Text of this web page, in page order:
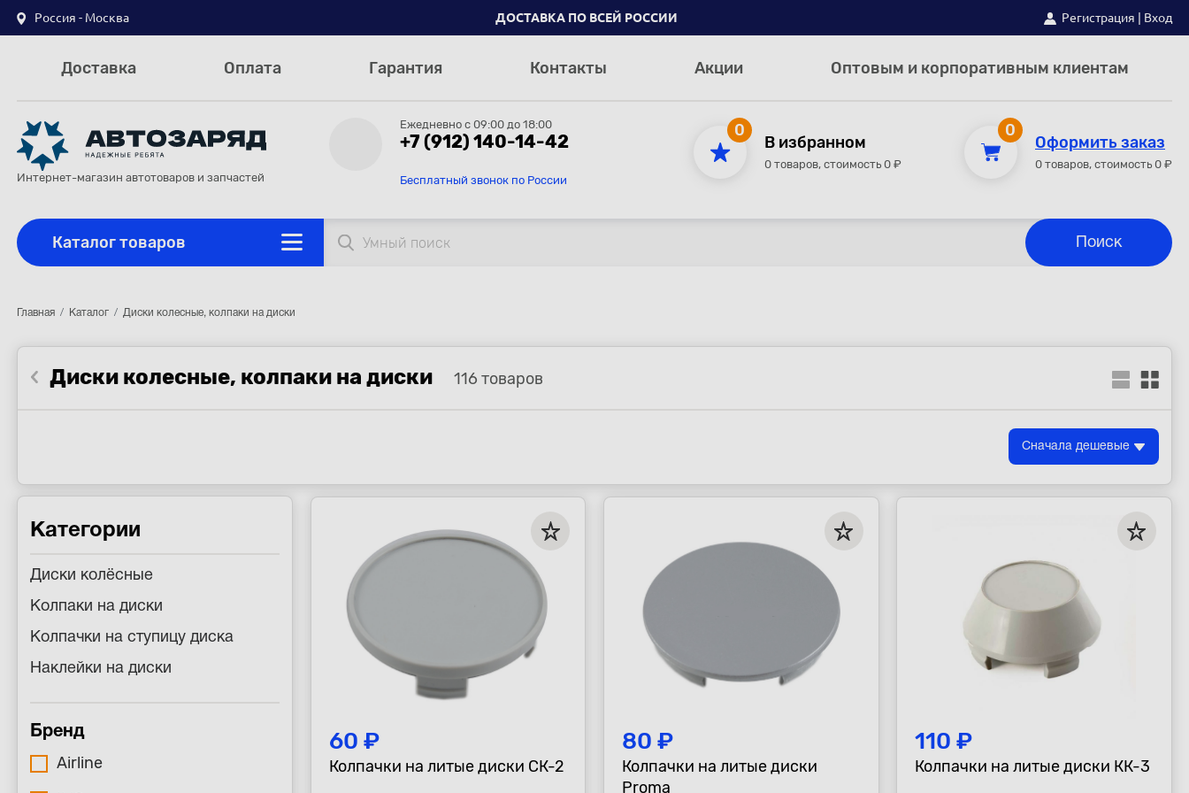
Россия - Москва ДОСТАВКА ПО ВСЕЙ РОССИИ Регистрация Вход
Доставка Оплата Гарантия Контакты Акции Оптовым и корпоративным клиентам
Интернет-магазин автотоваров и запчастей
Ежедневно с 09:00 до 18:00
+7 (912) 140-14-42
Бесплатный звонок по России
0
В избранном
0 товаров, стоимость 0 ₽
0
Оформить заказ
0 товаров, стоимость 0 ₽
Каталог товаров
Главная Каталог Диски колесные, колпаки на диски
Диски колесные, колпаки на диски 116 товаров
Сначала дешевые
Категории
Диски колёсные
Колпаки на диски
Колпачки на ступицу диска
Наклейки на диски
Бренд
Airline
60 ₽
Колпачки на литые диски CК-2
80 ₽
Колпачки на литые диски
Proma
110 ₽
Колпачки на литые диски КК-3